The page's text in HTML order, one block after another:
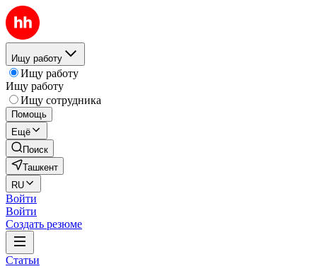
Ищу работу
Ищу работу
Ищу работу
Ищу сотрудника
Помощь
Ещё
Поиск
Ташкент
RU
Войти
Войти
Создать резюме
Статьи